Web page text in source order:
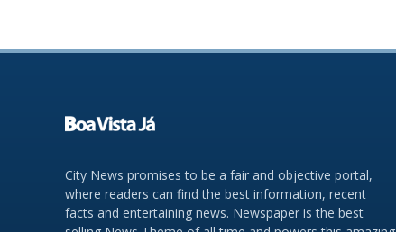
City News promises to be a fair and objective portal,
where readers can find the best information, recent
facts and entertaining news. Newspaper is the best